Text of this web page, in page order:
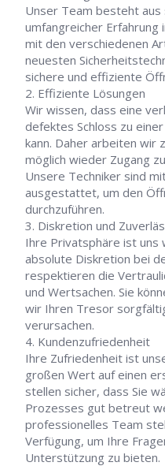
Unser Team besteht
umfangreicher Erfahrung
mit den verschiedenen
neuesten
sichere und effiziente
Effiziente Lösungen
Wir wissen, dass eine
defektes Schloss zu
kann. Daher arbeiten wir
möglich wieder Zugang
Unsere Techniker sind
ausgestattet, um den
durchzuführen.
Diskretion und
Ihre Privatsphäre ist uns
absolute Diskretion bei
respektieren die
und Wertsachen. Sie
wir Ihren Tresor
verursachen.
Kundenzufriedenheit
Ihre Zufriedenheit ist
großen Wert auf einen
stellen sicher, dass Sie
Prozesses gut betreut
professionelles Team
Verfügung, um Ihre
Unterstützung zu bieten.